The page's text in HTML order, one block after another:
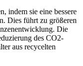
indem sie eine bessere
Dies führt zu größeren
Die
des CO2-
aus recycelten